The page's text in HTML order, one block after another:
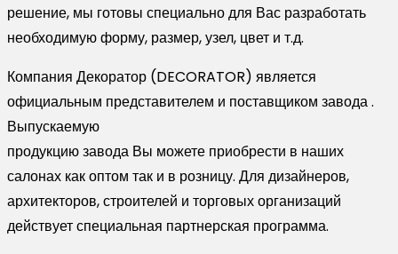
решение, мы готовы специально для Вас разработать
необходимую форму, размер, узел, цвет и т.д.
Компания Декоратор (DECORATOR) является
официальным представителем и поставщиком завода .
Выпускаемую
продукцию завода Вы можете приобрести в наших
салонах как оптом так и в розницу. Для дизайнеров,
архитекторов, строителей и торговых организаций
действует специальная партнерская программа.